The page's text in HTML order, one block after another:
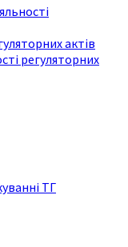
актів
регуляторних
ТГ